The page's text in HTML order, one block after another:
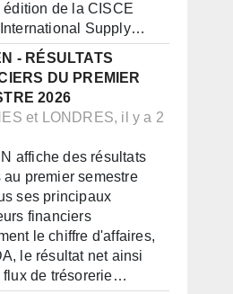
édition de la CISCE
Supply…
- RÉSULTATS
DU PREMIER
2026
et LONDRES, il y a 2
affiche des résultats
au premier semestre
ses principaux
financiers
le chiffre d'affaires,
le résultat net ainsi
flux de trésorerie…